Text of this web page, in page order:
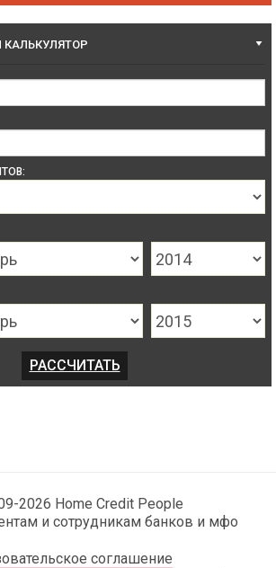
2026 Home Credit People
и сотрудникам банков и мфо
соглашение